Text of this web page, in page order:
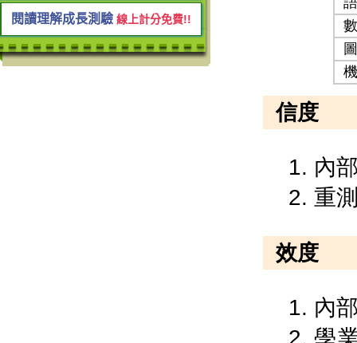
閱讀理解成長測驗 線上計分免費!!